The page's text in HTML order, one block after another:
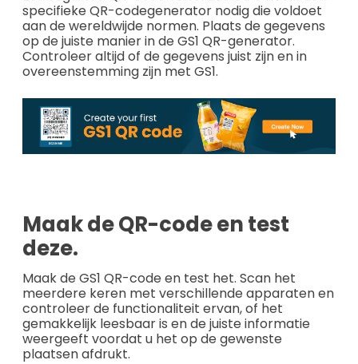
specifieke QR-codegenerator nodig die voldoet
aan de wereldwijde normen. Plaats de gegevens
op de juiste manier in de GS1 QR-generator.
Controleer altijd of de gegevens juist zijn en in
overeenstemming zijn met GS1.
Maak de QR-code en test
deze.
Maak de GS1 QR-code en test het. Scan het
meerdere keren met verschillende apparaten en
controleer de functionaliteit ervan, of het
gemakkelijk leesbaar is en de juiste informatie
weergeeft voordat u het op de gewenste
plaatsen afdrukt.